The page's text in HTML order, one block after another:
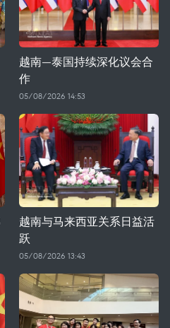
越南—泰国持续深化议会合
作
05/08/2026 14:53
越南与马来西亚关系日益活
跃
05/08/2026 13:43